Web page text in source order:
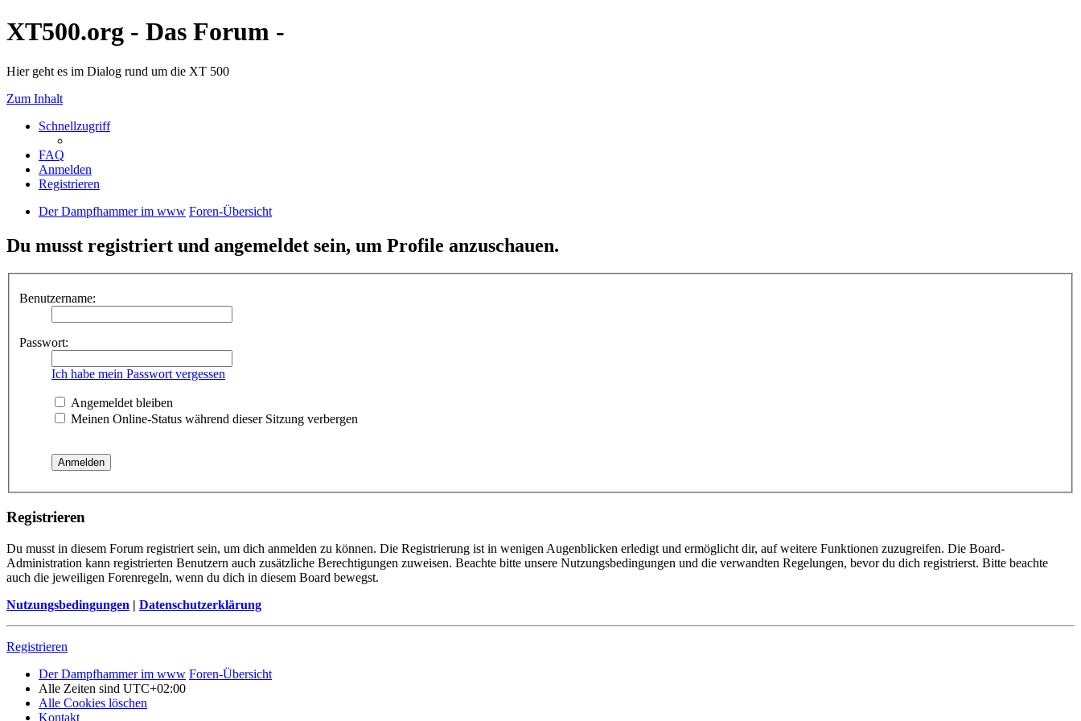
XT500.org - Das Forum -
Hier geht es im Dialog rund um die XT 500
Zum Inhalt
Schnellzugriff
FAQ
Anmelden
Registrieren
Der Dampfhammer im www Foren-Übersicht
Du musst registriert und angemeldet sein, um Profile anzuschauen.
Benutzername:
Passwort:
Ich habe mein Passwort vergessen
Angemeldet bleiben
Meinen Online-Status während dieser Sitzung verbergen
Registrieren
Du musst in diesem Forum registriert sein, um dich anmelden zu können. Die Registrierung ist in wenigen Augenblicken erledigt und ermöglicht dir, auf weitere Funktionen zuzugreifen. Die Board-
Administration kann registrierten Benutzern auch zusätzliche Berechtigungen zuweisen. Beachte bitte unsere Nutzungsbedingungen und die verwandten Regelungen, bevor du dich registrierst. Bitte beachte
auch die jeweiligen Forenregeln, wenn du dich in diesem Board bewegst.
Nutzungsbedingungen | Datenschutzerklärung
Registrieren
Der Dampfhammer im www Foren-Übersicht
Alle Zeiten sind UTC+02:00
Alle Cookies löschen
Kontakt